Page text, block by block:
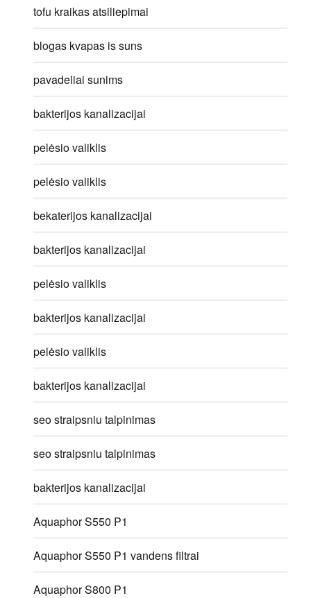
tofu kraikas atsiliepimai
blogas kvapas is suns
pavadeliai sunims
bakterijos kanalizacijai
pelėsio valiklis
pelėsio valiklis
bekaterijos kanalizacijai
bakterijos kanalizacijai
pelėsio valiklis
bakterijos kanalizacijai
pelėsio valiklis
bakterijos kanalizacijai
seo straipsniu talpinimas
seo straipsniu talpinimas
bakterijos kanalizacijai
Aquaphor S550 P1
Aquaphor S550 P1 vandens filtrai
Aquaphor S800 P1